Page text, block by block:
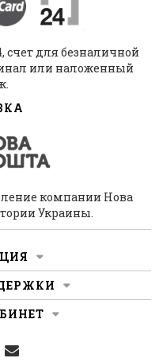
для безналичной
или наложенный
компании Нова
Украины.